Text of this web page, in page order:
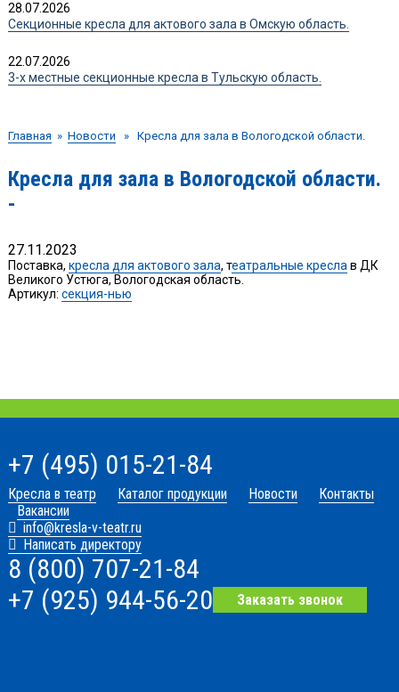
28.07.2026
Секционные кресла для актового зала в Омскую область.
22.07.2026
3-х местные секционные кресла в Тульскую область.
Главная » Новости » Кресла для зала в Вологодской области.
Кресла для зала в Вологодской области.
-
27.11.2023
Поставка, кресла для актового зала, театральные кресла в ДК
Великого Устюга, Вологодская область.
Артикул: секция-нью
+7 (495) 015-21-84
Кресла в театр Каталог продукции Новости
Контакты
Вакансии
info@kresla-v-teatr.ru
Написать директору
8 (800) 707-21-84
+7 (925) 944-56-20
Заказать звонок